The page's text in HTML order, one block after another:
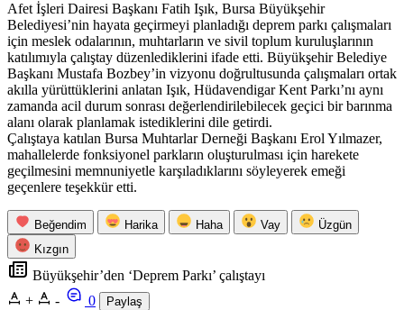
Afet İşleri Dairesi Başkanı Fatih Işık, Bursa Büyükşehir
Belediyesi’nin hayata geçirmeyi planladığı deprem parkı çalışmaları
için meslek odalarının, muhtarların ve sivil toplum kuruluşlarının
katılımıyla çalıştay düzenlediklerini ifade etti. Büyükşehir Belediye
Başkanı Mustafa Bozbey’in vizyonu doğrultusunda çalışmaları ortak
akılla yürüttüklerini anlatan Işık, Hüdavendigar Kent Parkı’nı aynı
zamanda acil durum sonrası değerlendirilebilecek geçici bir barınma
alanı olarak planlamak istediklerini dile getirdi.
Çalıştaya katılan Bursa Muhtarlar Derneği Başkanı Erol Yılmazer,
mahallelerde fonksiyonel parkların oluşturulması için harekete
geçilmesini memnuniyetle karşıladıklarını söyleyerek emeği
geçenlere teşekkür etti.
Beğendim Harika Haha Vay
Üzgün
Kızgın
Büyükşehir’den ‘Deprem Parkı’ çalıştayı
+
- 0 Paylaş